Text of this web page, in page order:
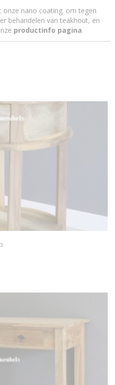
onze nano coating. om tegen
behandelen van teakhout, en
productinfo pagina.